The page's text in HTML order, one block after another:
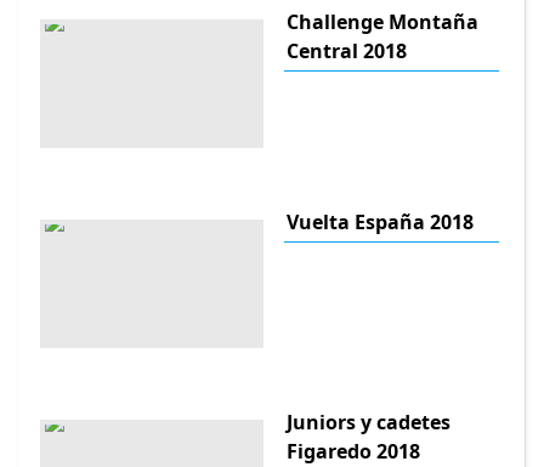
Challenge Montaña
Central 2018
Vuelta España 2018
Juniors y cadetes
Figaredo 2018